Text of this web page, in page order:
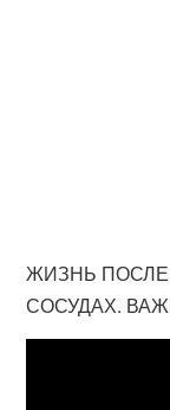
ЖИЗНЬ
СОСУДАХ.